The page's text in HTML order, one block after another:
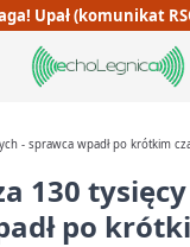
Upał (komunikat
- sprawca wpadł po krótkim
130
po